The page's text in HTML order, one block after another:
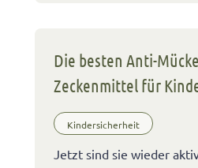
Die besten Anti-
Zeckenmittel für
Kindersicherheit
Jetzt sind sie wieder